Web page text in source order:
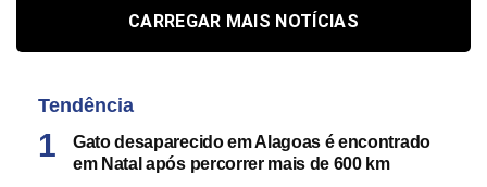
CARREGAR MAIS NOTÍCIAS
Tendência
Gato desaparecido em Alagoas é encontrado
em Natal após percorrer mais de 600 km